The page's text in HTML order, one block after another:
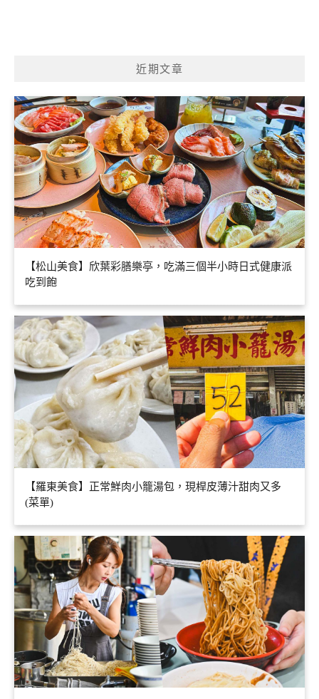
近期文章
【松山美食】欣葉彩膳樂亭，吃滿三個半小時日式健康派
吃到飽
【羅東美食】正常鮮肉小籠湯包，現桿皮薄汁甜肉又多
(菜單)